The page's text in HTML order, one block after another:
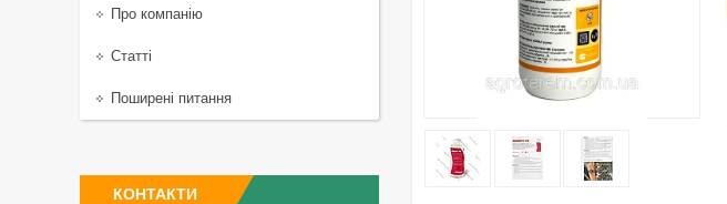
Про компанію
Статті
Поширені питання
КОНТАКТИ